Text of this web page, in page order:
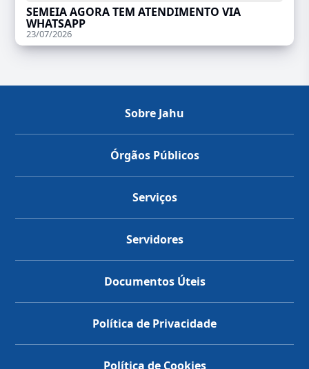
SEMEIA AGORA TEM ATENDIMENTO VIA
WHATSAPP
23/07/2026
Sobre Jahu
Órgãos Públicos
Serviços
Servidores
Documentos Úteis
Política de Privacidade
Política de Cookies